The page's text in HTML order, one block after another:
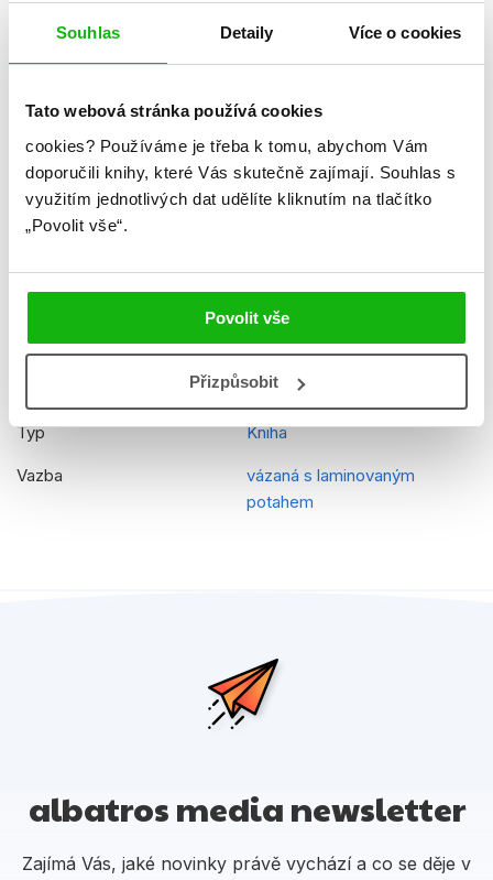
Souhlas Detaily Více o cookies
Tato webová stránka používá cookies
cookies? Používáme je třeba k tomu, abychom Vám
doporučili knihy, které Vás skutečně zajímají. Souhlas s
využitím jednotlivých dat udělíte kliknutím na tlačítko
„Povolit vše“.
Povolit vše
Přizpůsobit
Hmotnost 0,41 kg
Jazyk čeština
Řady Tlapková patrola
Původní název
PAW Patrol The Rescue
Věk od 4
Sbírka pohádek
Typ Kniha
Vazba
vázaná s laminovaným
potahem
albatros media newsletter
Zajímá Vás, jaké novinky právě vychází a co se děje v